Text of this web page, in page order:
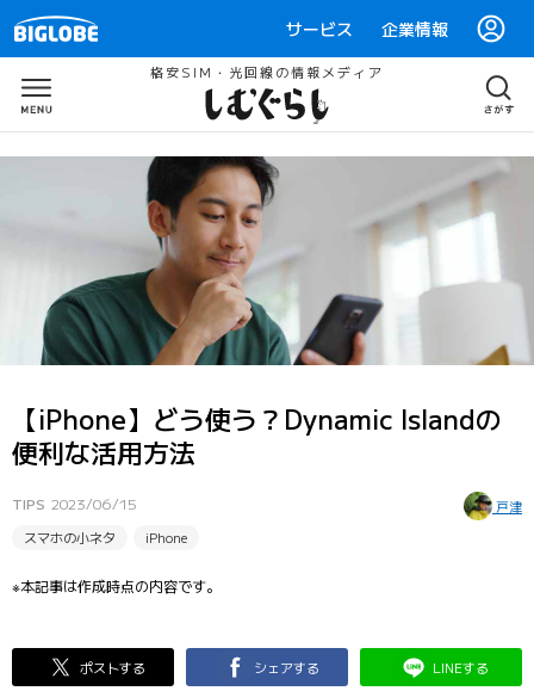
サービス 企業情報
格安SIM・光回線の情報メディア
【iPhone】どう使う？Dynamic Islandの
便利な活用方法
TIPS 2023/06/15
戸津
スマホの小ネタ
iPhone
※本記事は作成時点の内容です。
ポストする シェアする LINEする